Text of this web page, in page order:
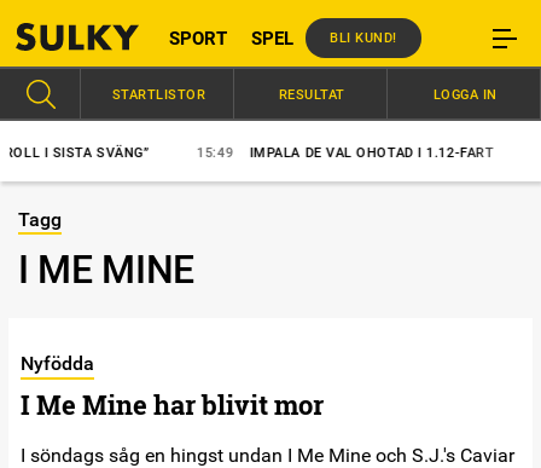
SPORT SPEL BLI KUND!
I SISTA SVÄNG” 15:49 IMPALA DE VAL OHOTAD I 1.12-FART
STARTLISTOR RESULTAT LOGGA IN
Tagg
I ME MINE
Nyfödda
I Me Mine har blivit mor
I söndags såg en hingst undan I Me Mine och S.J.'s Caviar